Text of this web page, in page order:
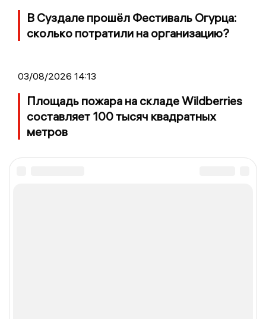
В Суздале прошёл Фестиваль Огурца:
сколько потратили на организацию?
03/08/2026 14:13
Площадь пожара на складе Wildberries
составляет 100 тысяч квадратных
метров